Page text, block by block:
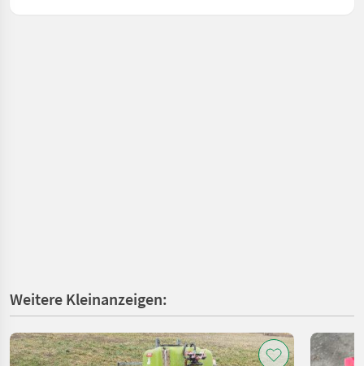
Weitere Kleinanzeigen: